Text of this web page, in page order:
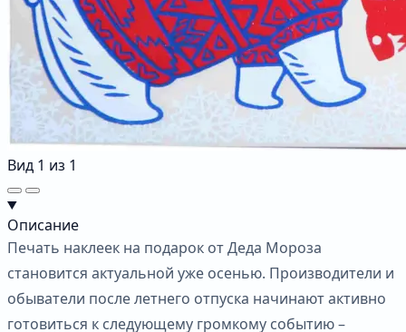
Вид 1 из 1
Описание
Печать наклеек на подарок от Деда Мороза
становится актуальной уже осенью. Производители и
обыватели после летнего отпуска начинают активно
готовиться к следующему громкому событию –